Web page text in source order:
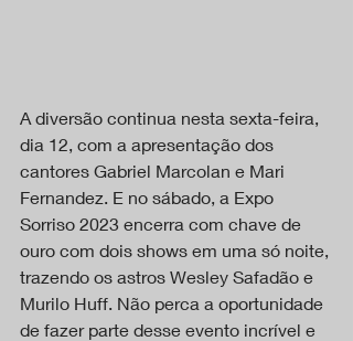
A diversão continua nesta sexta-feira,
dia 12, com a apresentação dos
cantores Gabriel Marcolan e Mari
Fernandez. E no sábado, a Expo
Sorriso 2023 encerra com chave de
ouro com dois shows em uma só noite,
trazendo os astros Wesley Safadão e
Murilo Huff. Não perca a oportunidade
de fazer parte desse evento incrível e